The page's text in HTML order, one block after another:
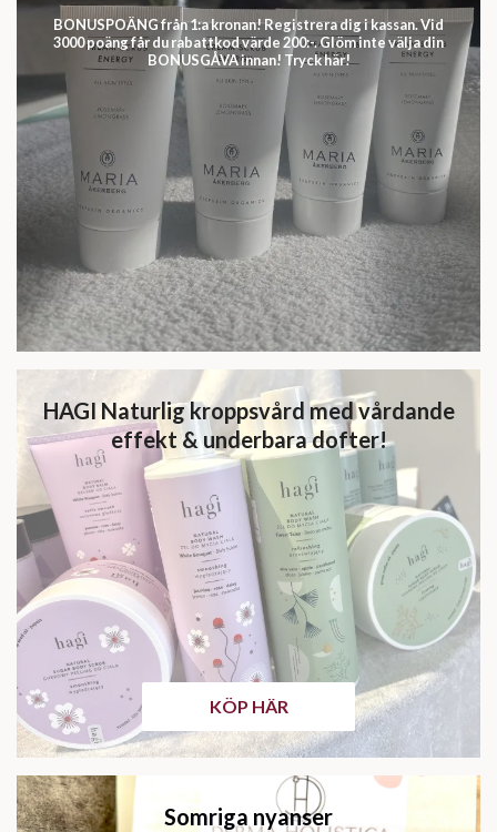
BONUSPOÄNG från 1:a kronan! Registrera dig i kassan. Vid
3000 poäng får du rabattkod värde 200:-. Glöm inte välja din
BONUSGÅVA innan! Tryck här!
HAGI Naturlig kroppsvård med vårdande
effekt & underbara dofter!
KÖP HÄR
Somriga nyanser